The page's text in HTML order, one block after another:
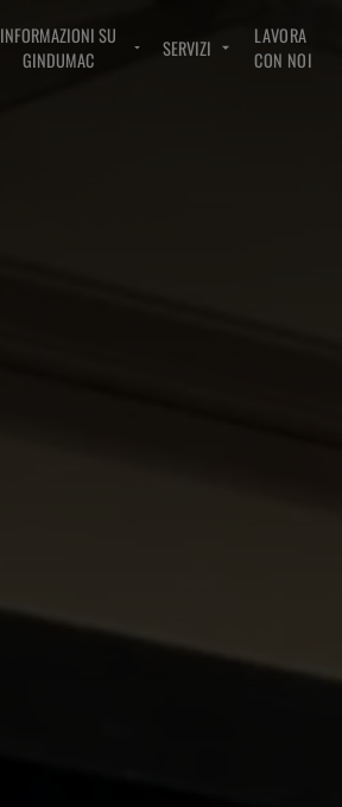
INFORMAZIONI SU
GINDUMAC
SERVIZI
LAVORA
CON NOI